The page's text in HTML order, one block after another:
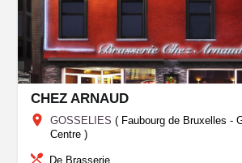
CHEZ ARNAUD
GOSSELIES ( Faubourg de Bruxelles -
Centre )
De Brasserie